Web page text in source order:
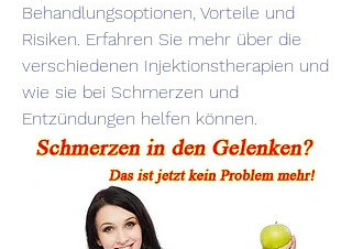
Behandlungsoptionen, Vorteile und
Risiken. Erfahren Sie mehr über die
verschiedenen Injektionstherapien und
wie sie bei Schmerzen und
Entzündungen helfen können.